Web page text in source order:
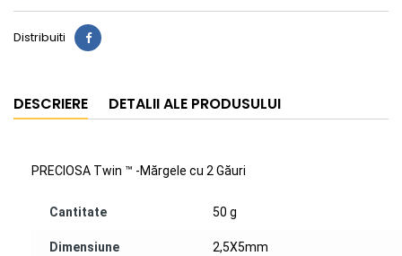
Distribuiti
DESCRIERE DETALII ALE PRODUSULUI
PRECIOSA Twin ™ -Mărgele cu 2 Găuri
Cantitate 50 g
Dimensiune 2,5X5mm